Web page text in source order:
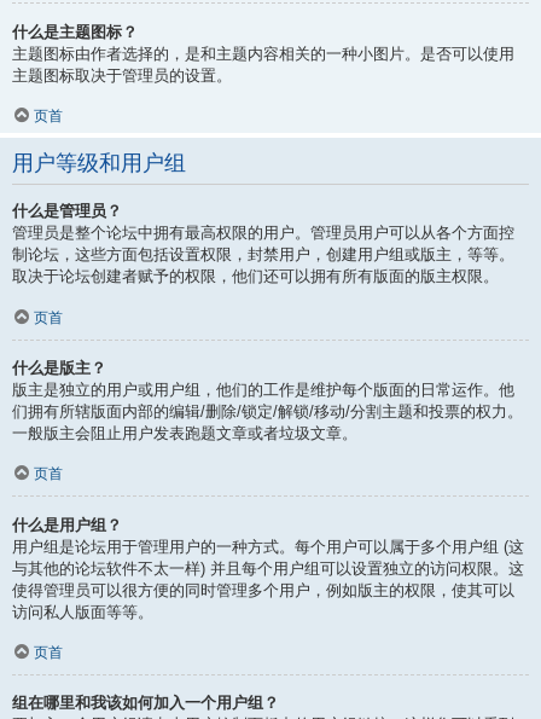
什么是主题图标？
主题图标由作者选择的，是和主题内容相关的一种小图片。是否可以使用
主题图标取决于管理员的设置。
页首
用户等级和用户组
什么是管理员？
管理员是整个论坛中拥有最高权限的用户。管理员用户可以从各个方面控
制论坛，这些方面包括设置权限，封禁用户，创建用户组或版主，等等。
取决于论坛创建者赋予的权限，他们还可以拥有所有版面的版主权限。
页首
什么是版主？
版主是独立的用户或用户组，他们的工作是维护每个版面的日常运作。他
们拥有所辖版面内部的编辑/删除/锁定/解锁/移动/分割主题和投票的权力。
一般版主会阻止用户发表跑题文章或者垃圾文章。
页首
什么是用户组？
用户组是论坛用于管理用户的一种方式。每个用户可以属于多个用户组 (这
与其他的论坛软件不太一样) 并且每个用户组可以设置独立的访问权限。这
使得管理员可以很方便的同时管理多个用户，例如版主的权限，使其可以
访问私人版面等等。
页首
组在哪里和我该如何加入一个用户组？